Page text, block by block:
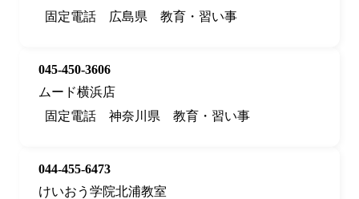
固定電話
広島県 教育・習い事
045-450-3606
ムード横浜店
固定電話
神奈川県 教育・習い事
044-455-6473
けいおう学院北浦教室